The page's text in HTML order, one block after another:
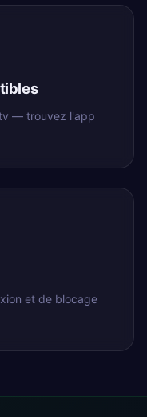
— trouvez l'app
et de blocage